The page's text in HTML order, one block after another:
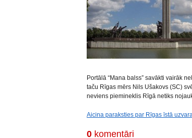
Portālā “Mana balss” savākti vairāk
taču Rīgas mērs Nils Ušakovs (SC)
neviens piemineklis Rīgā netiks
Aicina paraksties par Rīgas īstā
0 komentāri